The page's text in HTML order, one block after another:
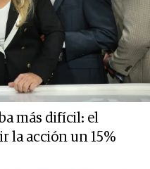
más difícil: el
la acción un 15%